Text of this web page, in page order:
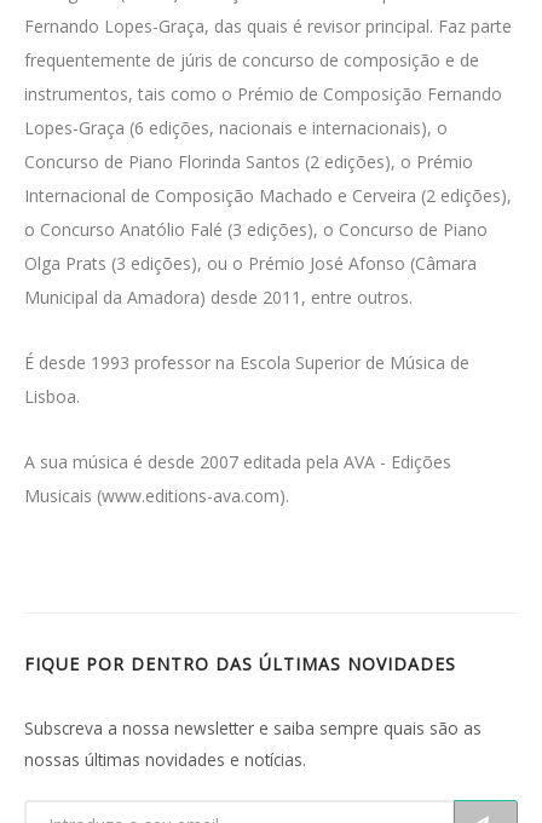
Fernando Lopes-Graça, das quais é revisor principal. Faz parte
frequentemente de júris de concurso de composição e de
instrumentos, tais como o Prémio de Composição Fernando
Lopes-Graça (6 edições, nacionais e internacionais), o
Concurso de Piano Florinda Santos (2 edições), o Prémio
Internacional de Composição Machado e Cerveira (2 edições),
o Concurso Anatólio Falé (3 edições), o Concurso de Piano
Olga Prats (3 edições), ou o Prémio José Afonso (Câmara
Municipal da Amadora) desde 2011, entre outros.
É desde 1993 professor na Escola Superior de Música de
Lisboa.
A sua música é desde 2007 editada pela AVA - Edições
Musicais (www.editions-ava.com).
FIQUE POR DENTRO DAS ÚLTIMAS NOVIDADES
Subscreva a nossa newsletter e saiba sempre quais são as
nossas últimas novidades e notícias.